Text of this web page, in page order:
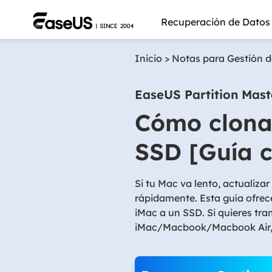
Recuperación de Datos
Más
Inicio > Notas para Gestión
EaseUS Partition
Cómo
SSD [Guía
Si tu Mac va lento,
rápidamente. Esta guía
iMac a un SSD. Si quieres
iMac/Macbook/Macbook